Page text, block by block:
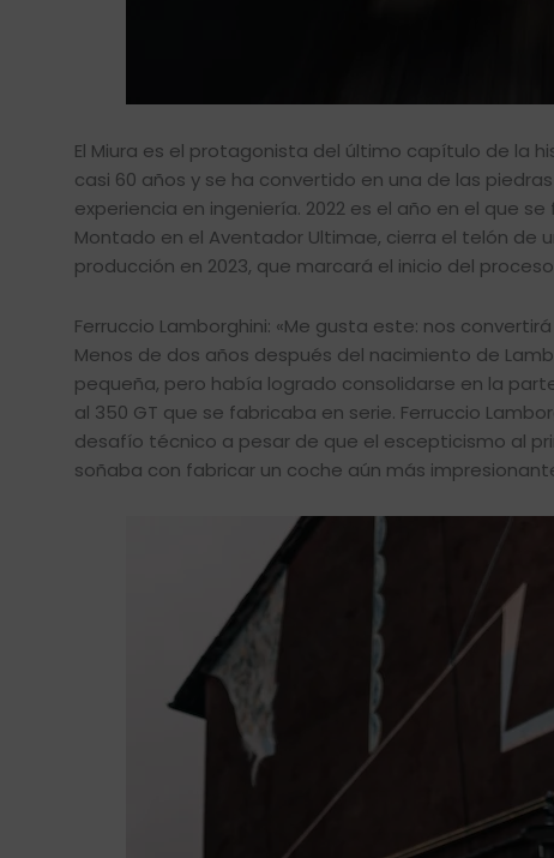
El Miura es el protagonista del último capítulo de la
casi 60 años y se ha convertido en una de las
experiencia en ingeniería. 2022 es el año en el que
Montado en el Aventador Ultimae, cierra el telón de
producción en 2023, que marcará el inicio del
Ferruccio Lamborghini: «Me gusta este: nos
Menos de dos años después del nacimiento de
pequeña, pero había logrado consolidarse en la
al 350 GT que se fabricaba en serie. Ferruccio
desafío técnico a pesar de que el escepticismo al
soñaba con fabricar un coche aún más